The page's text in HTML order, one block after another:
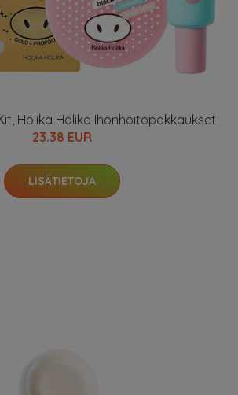
Holika Holika Ihonhoitopakkaukset
23.38 EUR
LISÄTIETOJA